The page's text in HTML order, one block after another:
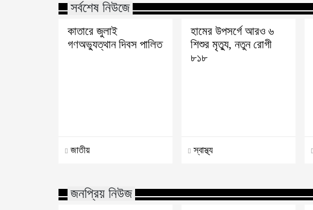
সর্বশেষ নিউজে
কাতারে জুলাই
গণঅভ্যুত্থান দিবস পালিত
জাতীয়
হামের উপসর্গে আরও ৬
শিশুর মৃত্যু, নতুন রোগী
৮১৮
স্বাস্থ্য
জনপ্রিয় নিউজ